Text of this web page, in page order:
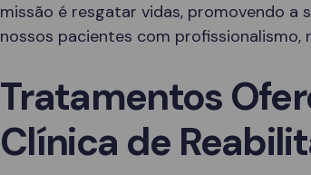
missão é resgatar vidas, promovendo a
nossos pacientes com profissionalismo,
Tratamentos
Clínica de